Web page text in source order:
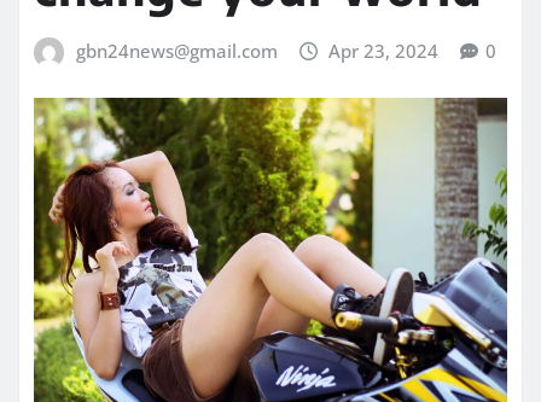
gbn24news@gmail.com Apr 23, 2024 0